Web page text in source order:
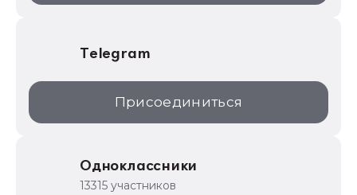
Telegram
Присоединиться
Одноклассники
13315 участников